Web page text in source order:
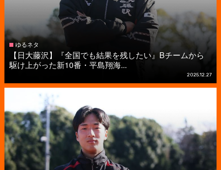
ゆるネタ
【日大藤沢】『全国でも結果を残したい』Bチームから
駆け上がった新10番・平島翔海...
2025.12.27